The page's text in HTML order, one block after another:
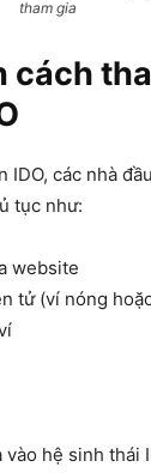
tham gia
cách
IDO, các nhà
tục như:
website
tử (ví nóng
hệ sinh thái